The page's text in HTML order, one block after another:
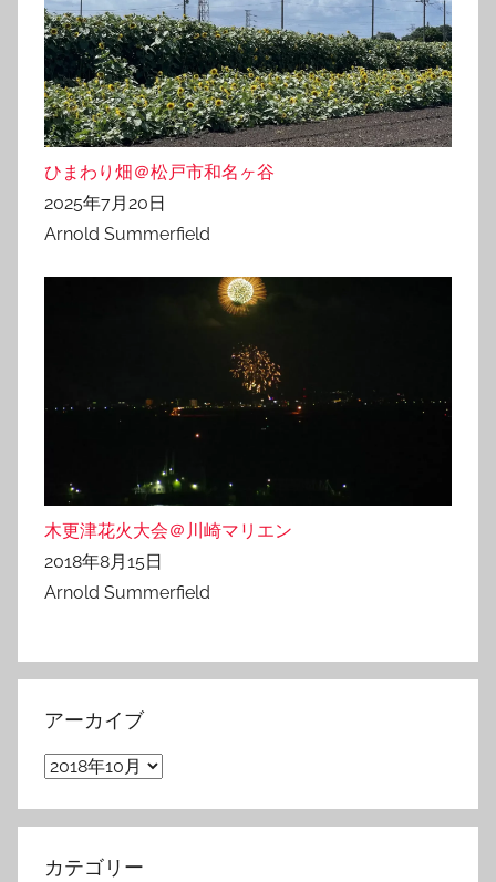
ひまわり畑＠松戸市和名ヶ谷
2025年7月20日
Arnold Summerfield
木更津花火大会＠川崎マリエン
2018年8月15日
Arnold Summerfield
アーカイブ
ア
カ
イ
カテゴリー